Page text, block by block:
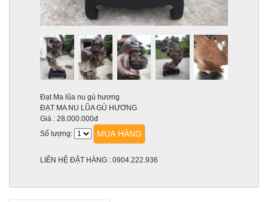
Đạt Ma lũa nu gù hương
ĐẠT MA NU LŨA GÙ HƯƠNG
Giá : 28.000.000đ
Số lượng:
MUA HÀNG
LIÊN HỆ ĐẶT HÀNG : 0904.222.936